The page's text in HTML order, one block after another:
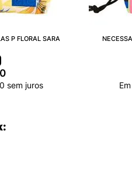
P FLORAL SARA
sem juros